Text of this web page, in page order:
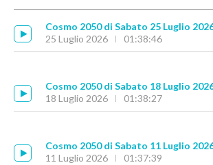
Cosmo 2050 di Sabato 25 Luglio
25 Luglio 2026
01:38:46
Cosmo 2050 di Sabato 18 Luglio
18 Luglio 2026
01:38:27
Cosmo 2050 di Sabato 11 Luglio
11 Luglio 2026
01:37:39